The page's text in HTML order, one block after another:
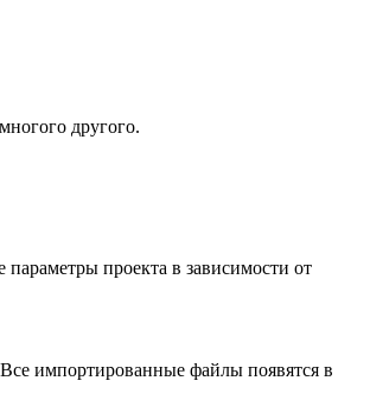
другого.
проекта в зависимости от
импортированные файлы появятся в